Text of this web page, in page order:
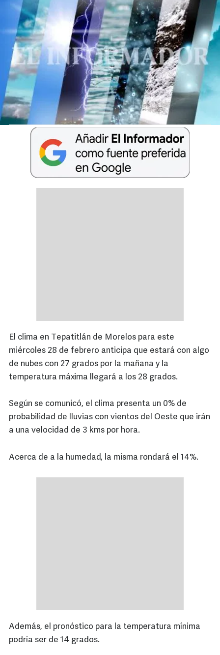
El clima en Tepatitlán de Morelos para este
miércoles 28 de febrero anticipa que estará con algo
de nubes con 27 grados por la mañana y la
temperatura máxima llegará a los 28 grados.
Según se comunicó, el clima presenta un 0% de
probabilidad de lluvias con vientos del Oeste que irán
a una velocidad de 3 kms por hora.
Acerca de a la humedad, la misma rondará el 14%.
Además, el pronóstico para la temperatura mínima
podría ser de 14 grados.